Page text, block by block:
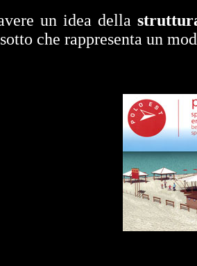
un idea della
che rappresenta un